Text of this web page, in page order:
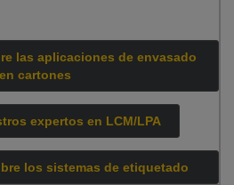
las aplicaciones de envasado
en cartones
expertos en LCM/LPA
los sistemas de etiquetado